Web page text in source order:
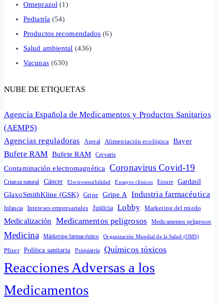
Omeprazol(1)
Pediatría(54)
Productos recomendados (6)
Salud ambiental (436)
Vacunas(630)
NUBE DE ETIQUETAS
Agencia Española de Medicamentos y Productos Sanitarios
(AEMPS)
Agencias reguladoras
Agreal Alimentación ecológica Bayer
Bufete RAM Bufete RAM Cervarix
Contaminación electromagnética Coronavirus Covid-19
Crianza natural Cáncer Electrosensibilidad Ensayos clínicos Essure Gardasil
GlaxoSmithKline (GSK) Gripe Gripe A Industria farmacéutica
Infancia Intereses empresariales Justicia Lobby Marketing del miedo
Medicalización Medicamentos peligrosos Medicamentos peligrosos
Medicina Márketing farmacéutico Organización Mundial de la Salud (OMS)
Pfizer Política sanitaria Psiquiatría Químicos tóxicos
Reacciones Adversas a los
Medicamentos